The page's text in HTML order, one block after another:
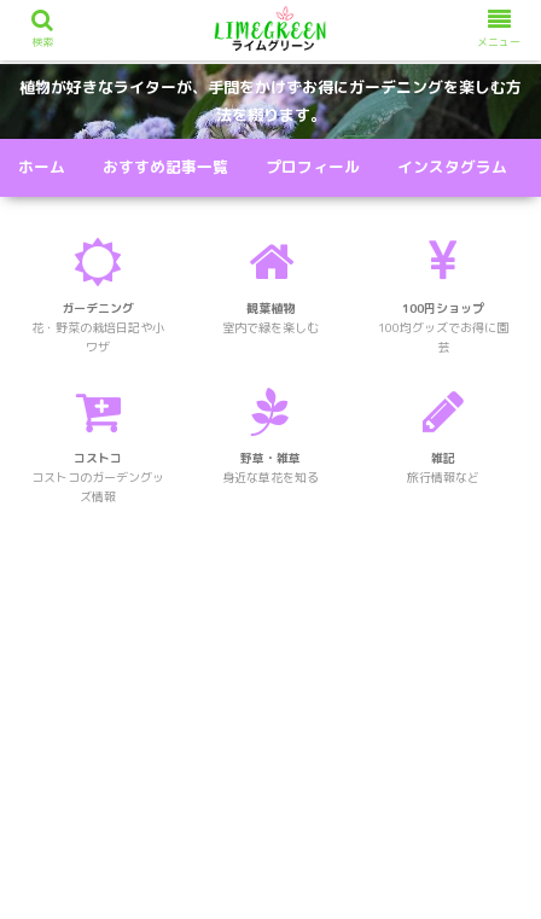
植物が好きなライターが、手間をかけずお得にガーデニングを楽しむ方
法を綴ります。
ホーム おすすめ記事一覧 プロフィール インスタグラム
ガーデニング
花・野菜の栽培日記や小
ワザ
観葉植物
室内で緑を楽しむ
100円ショップ
100均グッズでお得に園
芸
コストコ
コストコのガーデングッ
ズ情報
野草・雑草
身近な草花を知る
雑記
旅行情報など
検索 メニュー